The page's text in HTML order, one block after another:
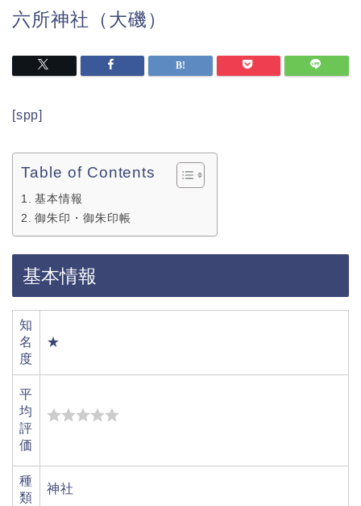
六所神社（大磯）
[spp]
Table of Contents
基本情報
御朱印・御朱印帳
基本情報
知
名
度
★
平
均
評
価
種
類
神社